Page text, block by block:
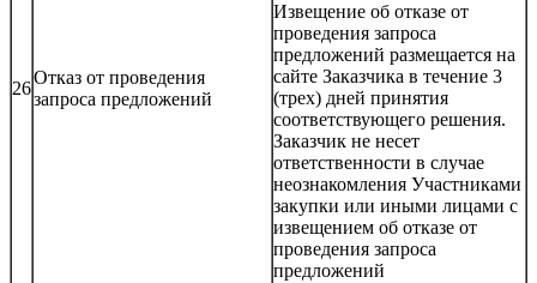
26
Отказ от проведения
запроса предложений
Извещение об отказе от
проведения запроса
предложений размещается на
сайте Заказчика в течение 3
(трех) дней принятия
соответствующего решения.
Заказчик не несет
ответственности в случае
неознакомления Участниками
закупки или иными лицами с
извещением об отказе от
проведения запроса
предложений